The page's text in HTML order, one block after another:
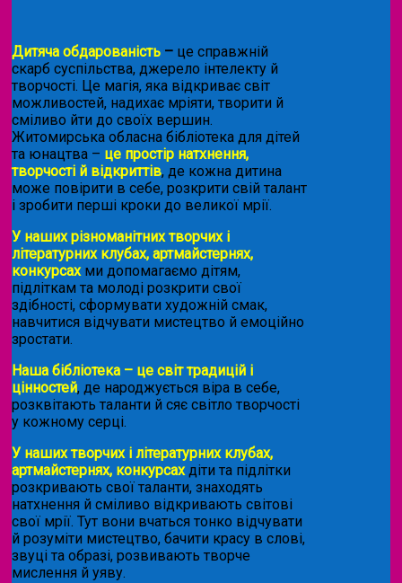
Дитяча обдарованість – це справжній
скарб суспільства, джерело інтелекту й
творчості. Це магія, яка відкриває світ
можливостей, надихає мріяти, творити й
сміливо йти до своїх вершин.
Житомирська обласна бібліотека для дітей
та юнацтва – це простір натхнення,
творчості й відкриттів, де кожна дитина
може повірити в себе, розкрити свій талант
і зробити перші кроки до великої мрії.
У наших різноманітних творчих і
літературних клубах, артмайстернях,
конкурсахми допомагаємо дітям,
підліткам та молоді розкрити свої
здібності, сформувати художній смак,
навчитися відчувати мистецтво й емоційно
зростати.
Наша бібліотека – це світ традицій і
цінностей, де народжується віра в себе,
розквітають таланти й сяє світло творчості
у кожному серці.
У наших творчих і літературних клубах,
артмайстернях, конкурсахдіти та підлітки
розкривають свої таланти, знаходять
натхнення й сміливо відкривають світові
свої мрії. Тут вони вчаться тонко відчувати
й розуміти мистецтво, бачити красу в слові,
звуці та образі, розвивають творче
мислення й уяву.